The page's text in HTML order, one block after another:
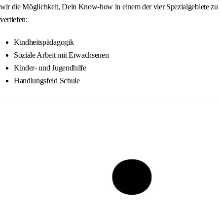
wir die Möglichkeit, Dein Know-how in einem der vier Spezialgebiete zu
vertiefen:
Kindheitspädagogik
Soziale Arbeit mit Erwachsenen
Kinder- und Jugendhilfe
Handlungsfeld Schule